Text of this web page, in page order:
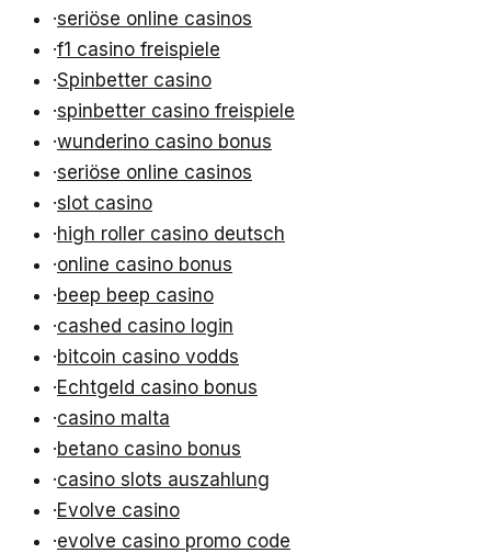
·seriöse online casinos
·f1 casino freispiele
·Spinbetter casino
·spinbetter casino freispiele
·wunderino casino bonus
·seriöse online casinos
·slot casino
·high roller casino deutsch
·online casino bonus
·beep beep casino
·cashed casino login
·bitcoin casino vodds
·Echtgeld casino bonus
·casino malta
·betano casino bonus
·casino slots auszahlung
·Evolve casino
·evolve casino promo code